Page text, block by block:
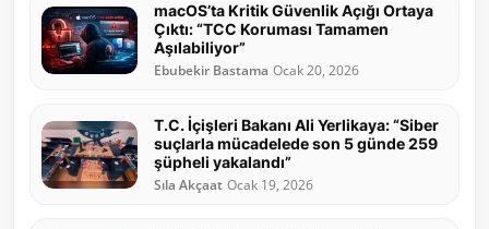
macOS’ta Kritik Güvenlik Açığı Ortaya
Çıktı: “TCC Koruması Tamamen
Aşılabiliyor”
Ebubekir Bastama Ocak 20, 2026
T.C. İçişleri Bakanı Ali Yerlikaya: “Siber
suçlarla mücadelede son 5 günde 259
şüpheli yakalandı”
Sıla Akçaat Ocak 19, 2026